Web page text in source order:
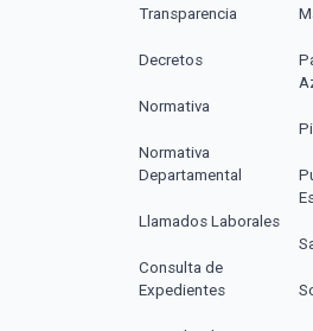
Transparencia
Decretos
Normativa
Normativa
Departamental
Llamados Laborales
Consulta de
Expedientes